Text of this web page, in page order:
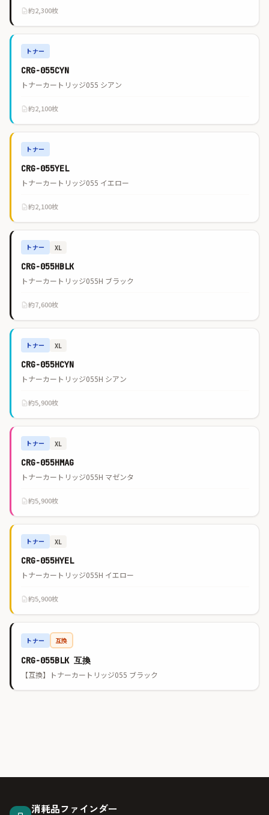
約2,300枚
トナー
CRG-055CYN
トナーカートリッジ055 シアン
約2,100枚
トナー
CRG-055YEL
トナーカートリッジ055 イエロー
約2,100枚
トナー XL
CRG-055HBLK
トナーカートリッジ055H ブラック
約7,600枚
トナー XL
CRG-055HCYN
トナーカートリッジ055H シアン
約5,900枚
トナー XL
CRG-055HMAG
トナーカートリッジ055H マゼンタ
約5,900枚
トナー XL
CRG-055HYEL
トナーカートリッジ055H イエロー
約5,900枚
トナー 互換
CRG-055BLK 互換
【互換】トナーカートリッジ055 ブラック
消耗品ファインダー